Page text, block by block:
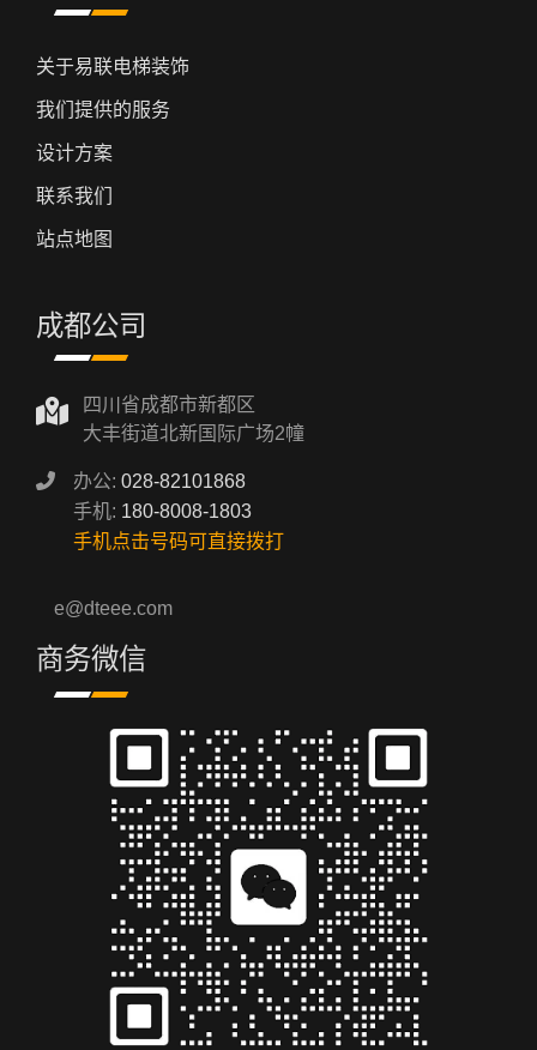
关于易联电梯装饰
我们提供的服务
设计方案
联系我们
站点地图
成都公司
四川省成都市新都区
大丰街道北新国际广场2幢
办公: 028-82101868
手机: 180-8008-1803
手机点击号码可直接拨打
e@dteee.com
商务微信